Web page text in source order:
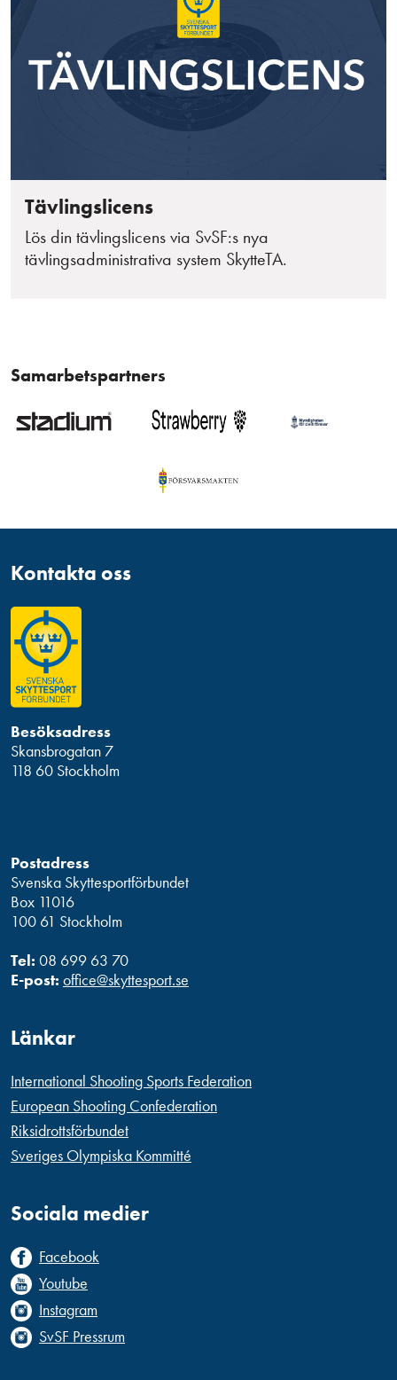
Tävlingslicens
Lös din tävlingslicens via SvSF:s nya
tävlingsadministrativa system SkytteTA.
Samarbetspartners
Kontakta oss
Besöksadress
Skansbrogatan 7
118 60 Stockholm
Postadress
Svenska Skyttesportförbundet
Box 11016
100 61 Stockholm
Tel: 08 699 63 70
E-post: office@skyttesport.se
Länkar
International Shooting Sports Federation
European Shooting Confederation
Riksidrottsförbundet
Sveriges Olympiska Kommitté
Sociala medier
Facebook
Youtube
Instagram
SvSF Pressrum